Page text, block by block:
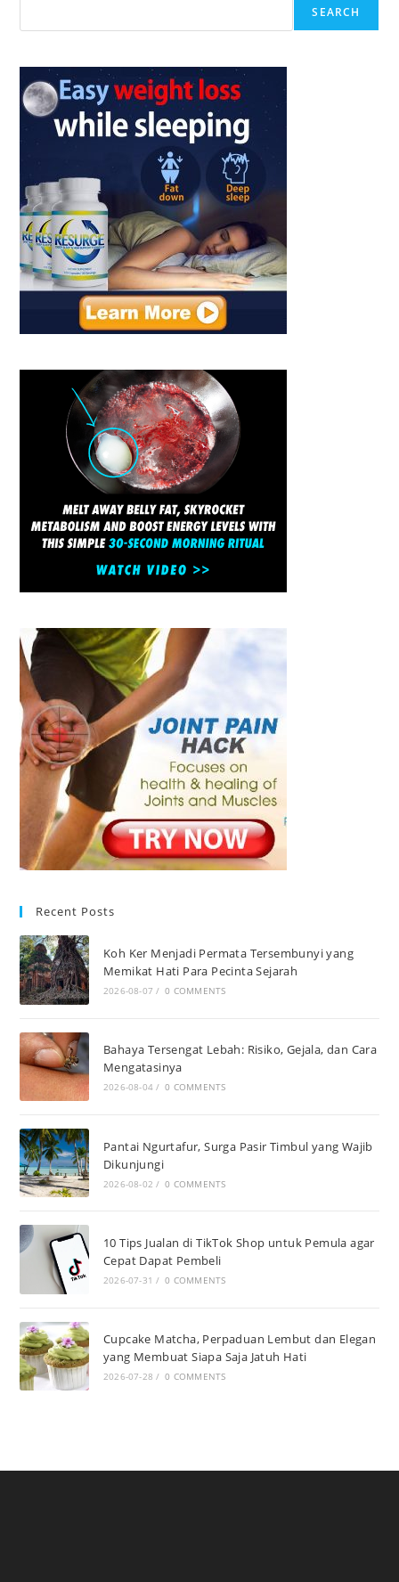
SEARCH
Recent Posts
Koh Ker Menjadi Permata Tersembunyi yang
Memikat Hati Para Pecinta Sejarah
2026-08-07 / 0 COMMENTS
Bahaya Tersengat Lebah: Risiko, Gejala, dan Cara
Mengatasinya
2026-08-04 / 0 COMMENTS
Pantai Ngurtafur, Surga Pasir Timbul yang Wajib
Dikunjungi
2026-08-02 / 0 COMMENTS
10 Tips Jualan di TikTok Shop untuk Pemula agar
Cepat Dapat Pembeli
2026-07-31 / 0 COMMENTS
Cupcake Matcha, Perpaduan Lembut dan Elegan
yang Membuat Siapa Saja Jatuh Hati
2026-07-28 / 0 COMMENTS